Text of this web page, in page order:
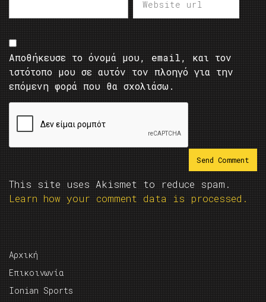
Αποθήκευσε το όνομά μου, email, και τον
ιστότοπο μου σε αυτόν τον πλοηγό για την
επόμενη φορά που θα σχολιάσω.
This site uses Akismet to reduce spam.
Learn how your comment data is processed.
Αρχική
Επικοινωνία
Ionian Sports